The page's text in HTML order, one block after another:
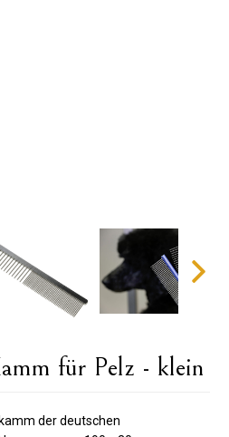
für Pelz - klein
der deutschen